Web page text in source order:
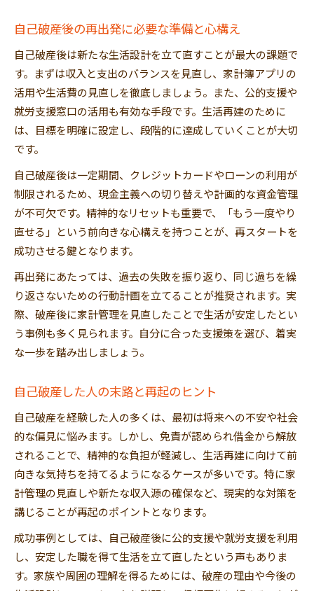
自己破産後の再出発に必要な準備と心構え
自己破産後は新たな生活設計を立て直すことが最大の課題で
す。まずは収入と支出のバランスを見直し、家計簿アプリの
活用や生活費の見直しを徹底しましょう。また、公的支援や
就労支援窓口の活用も有効な手段です。生活再建のために
は、目標を明確に設定し、段階的に達成していくことが大切
です。
自己破産後は一定期間、クレジットカードやローンの利用が
制限されるため、現金主義への切り替えや計画的な資金管理
が不可欠です。精神的なリセットも重要で、「もう一度やり
直せる」という前向きな心構えを持つことが、再スタートを
成功させる鍵となります。
再出発にあたっては、過去の失敗を振り返り、同じ過ちを繰
り返さないための行動計画を立てることが推奨されます。実
際、破産後に家計管理を見直したことで生活が安定したとい
う事例も多く見られます。自分に合った支援策を選び、着実
な一歩を踏み出しましょう。
自己破産した人の末路と再起のヒント
自己破産を経験した人の多くは、最初は将来への不安や社会
的な偏見に悩みます。しかし、免責が認められ借金から解放
されることで、精神的な負担が軽減し、生活再建に向けて前
向きな気持ちを持てるようになるケースが多いです。特に家
計管理の見直しや新たな収入源の確保など、現実的な対策を
講じることが再起のポイントとなります。
成功事例としては、自己破産後に公的支援や就労支援を利用
し、安定した職を得て生活を立て直したという声もありま
す。家族や周囲の理解を得るためには、破産の理由や今後の